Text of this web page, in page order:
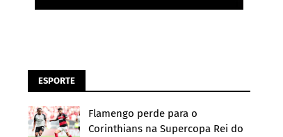
ESPORTE
Flamengo perde para o
Corinthians na Supercopa Rei do